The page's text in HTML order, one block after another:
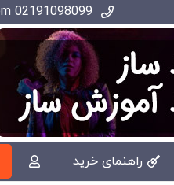
راهنمای خرید